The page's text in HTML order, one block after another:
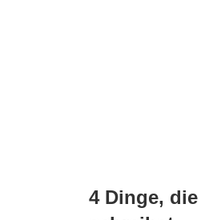
4 Dinge,